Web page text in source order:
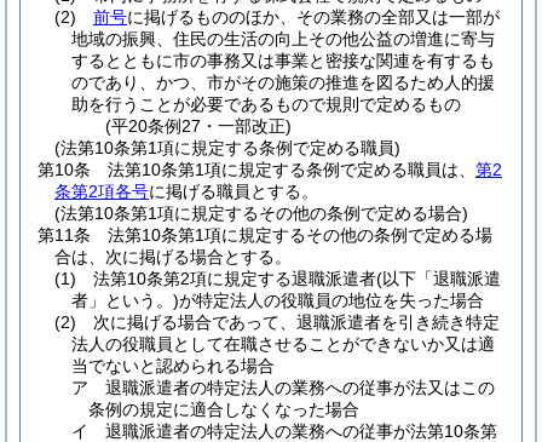
(2)
前号に掲げるもののほか、その業務の全部又は一部が
地域の振興、住民の生活の向上その他公益の増進に寄与
するとともに市の事務又は事業と密接な関連を有するも
のであり、かつ、市がその施策の推進を図るため人的援
助を行うことが必要であるもので規則で定めるもの
(平20条例27・一部改正)
(法第10条第1項に規定する条例で定める職員)
第10条
法第10条第1項に規定する条例で定める職員は、 第2
条第2項各号に掲げる職員とする。
(法第10条第1項に規定するその他の条例で定める場合)
第11条
法第10条第1項に規定するその他の条例で定める場
合は、次に掲げる場合とする。
(1)
法第10条第2項に規定する退職派遣者(以下「退職派遣
者」という。)が特定法人の役職員の地位を失った場合
(2)
次に掲げる場合であって、退職派遣者を引き続き特定
法人の役職員として在職させることができないか又は適
当でないと認められる場合
ア
退職派遣者の特定法人の業務への従事が法又はこの
条例の規定に適合しなくなった場合
イ
退職派遣者の特定法人の業務への従事が法第10条第